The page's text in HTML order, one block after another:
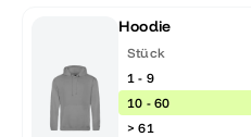
Hoodie
Stück
1 - 9
10 - 60
> 61